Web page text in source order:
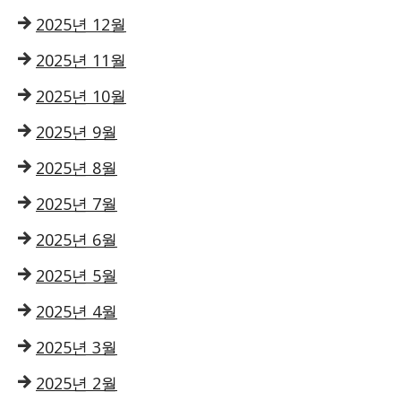
2025년 12월
2025년 11월
2025년 10월
2025년 9월
2025년 8월
2025년 7월
2025년 6월
2025년 5월
2025년 4월
2025년 3월
2025년 2월